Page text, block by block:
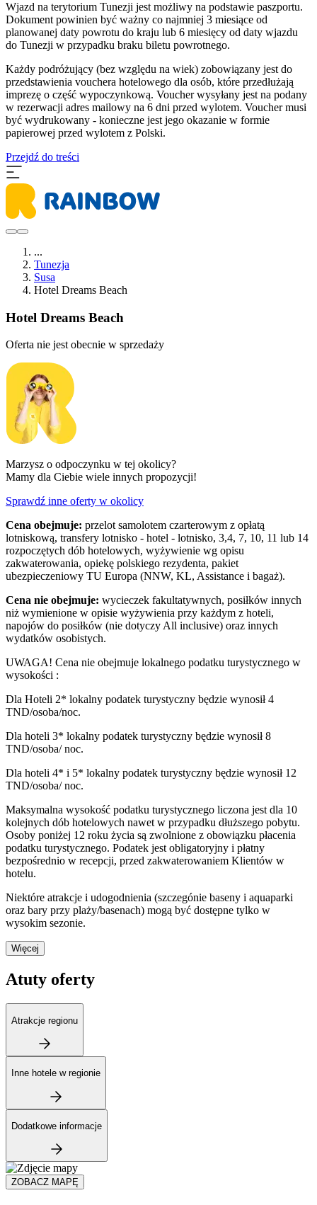
Wjazd na terytorium Tunezji jest możliwy na podstawie paszportu.
Dokument powinien być ważny co najmniej 3 miesiące od
planowanej daty powrotu do kraju lub 6 miesięcy od daty wjazdu
do Tunezji w przypadku braku biletu powrotnego.
Każdy podróżujący (bez względu na wiek) zobowiązany jest do
przedstawienia vouchera hotelowego dla osób, które przedłużają
imprezę o część wypoczynkową. Voucher wysyłany jest na podany
w rezerwacji adres mailowy na 6 dni przed wylotem. Voucher musi
być wydrukowany - konieczne jest jego okazanie w formie
papierowej przed wylotem z Polski.
Przejdź do treści
...
Tunezja
Susa
Hotel Dreams Beach
Hotel Dreams Beach
Oferta nie jest obecnie w sprzedaży
Marzysz o odpoczynku w tej okolicy?
Mamy dla Ciebie wiele innych propozycji!
Sprawdź inne oferty w okolicy
Cena obejmuje: przelot samolotem czarterowym z opłatą
lotniskową, transfery lotnisko - hotel - lotnisko, 3,4, 7, 10, 11 lub 14
rozpoczętych dób hotelowych, wyżywienie wg opisu
zakwaterowania, opiekę polskiego rezydenta, pakiet
ubezpieczeniowy TU Europa (NNW, KL, Assistance i bagaż).
Cena nie obejmuje: wycieczek fakultatywnych, posiłków innych
niż wymienione w opisie wyżywienia przy każdym z hoteli,
napojów do posiłków (nie dotyczy All inclusive) oraz innych
wydatków osobistych.
UWAGA! Cena nie obejmuje lokalnego podatku turystycznego w
wysokości :
Dla Hoteli 2* lokalny podatek turystyczny będzie wynosił 4
TND/osoba/noc.
Dla hoteli 3* lokalny podatek turystyczny będzie wynosił 8
TND/osoba/ noc.
Dla hoteli 4* i 5* lokalny podatek turystyczny będzie wynosił 12
TND/osoba/ noc.
Maksymalna wysokość podatku turystycznego liczona jest dla 10
kolejnych dób hotelowych nawet w przypadku dłuższego pobytu.
Osoby poniżej 12 roku życia są zwolnione z obowiązku płacenia
podatku turystycznego. Podatek jest obligatoryjny i płatny
bezpośrednio w recepcji, przed zakwaterowaniem Klientów w
hotelu.
Niektóre atrakcje i udogodnienia (szczegónie baseny i aquaparki
oraz bary przy plaży/basenach) mogą być dostępne tylko w
wysokim sezonie.
Więcej
Atuty oferty
Atrakcje regionu
Inne hotele w regionie
Dodatkowe informacje
ZOBACZ MAPĘ